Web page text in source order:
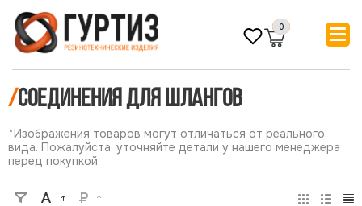
0
/Соединения для шлангов
*Изображения товаров могут отличаться от реального
вида. Пожалуйста, уточняйте детали у нашего менеджера
перед покупкой.